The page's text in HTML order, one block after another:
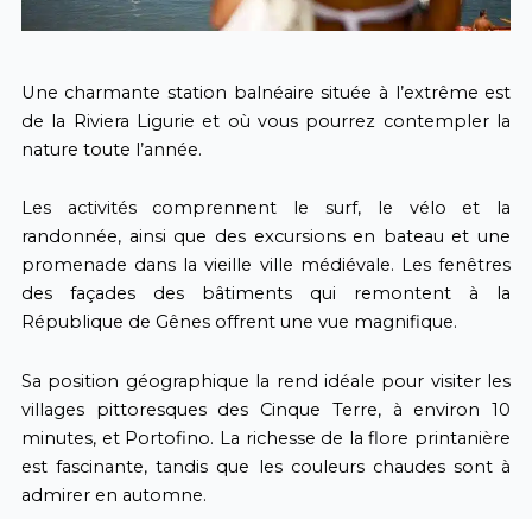
Une charmante station balnéaire située à l’extrême est
de la Riviera Ligurie et où vous pourrez contempler la
nature toute l’année.
Les activités comprennent le surf, le vélo et la
randonnée, ainsi que des excursions en bateau et une
promenade dans la vieille ville médiévale. Les fenêtres
des façades des bâtiments qui remontent à la
République de Gênes offrent une vue magnifique.
Sa position géographique la rend idéale pour visiter les
villages pittoresques des Cinque Terre, à environ 10
minutes, et Portofino. La richesse de la flore printanière
est fascinante, tandis que les couleurs chaudes sont à
admirer en automne.